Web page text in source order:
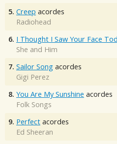
5. Creep acordes
Radiohead
6. I Thought I Saw Your Face
She and Him
7. Sailor Song acordes
Gigi Perez
8. You Are My Sunshine acordes
Folk Songs
9. Perfect acordes
Ed Sheeran